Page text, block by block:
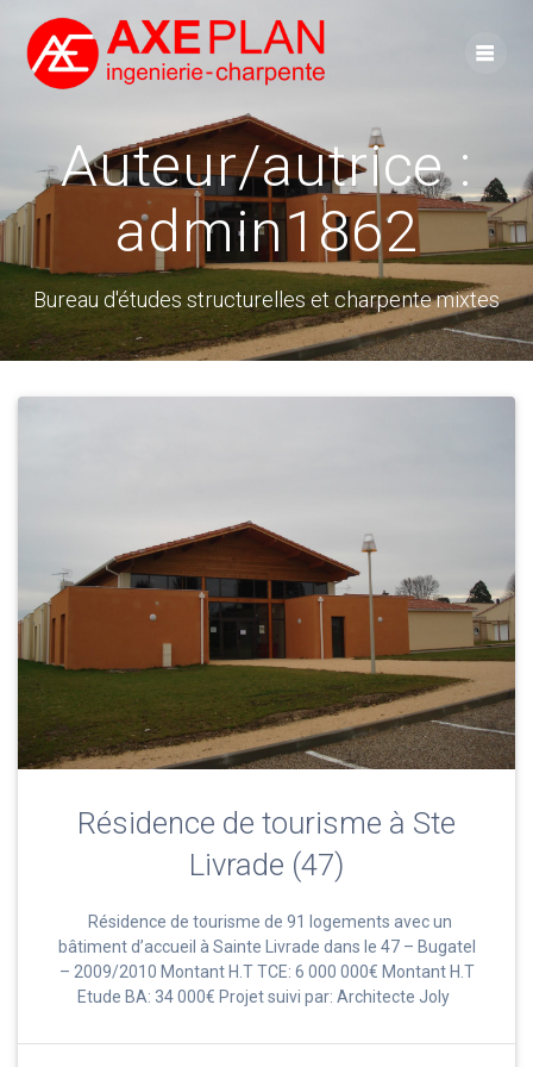
to
content
Auteur/autrice :
admin1862
Bureau d'études structurelles et charpente mixtes
Résidence de tourisme à Ste
Livrade (47)
Résidence de tourisme de 91 logements avec un
bâtiment d’accueil à Sainte Livrade dans le 47 – Bugatel
– 2009/2010 Montant H.T TCE: 6 000 000€ Montant H.T
Etude BA: 34 000€ Projet suivi par: Architecte Joly